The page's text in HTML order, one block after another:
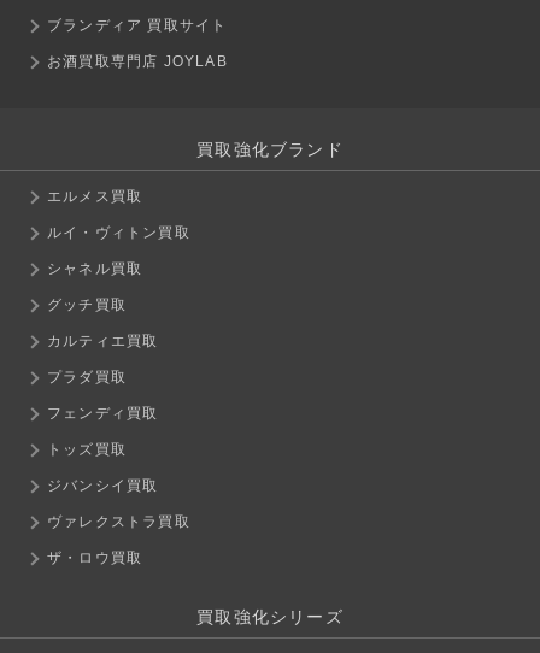
ブランディア 買取サイト
お酒買取専門店 JOYLAB
買取強化ブランド
エルメス買取
ルイ・ヴィトン買取
シャネル買取
グッチ買取
カルティエ買取
プラダ買取
フェンディ買取
トッズ買取
ジバンシイ買取
ヴァレクストラ買取
ザ・ロウ買取
買取強化シリーズ